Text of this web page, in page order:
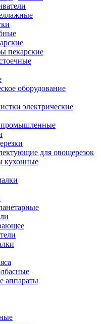
пекарские
оборудование
электрические
для овощерезок
кухонные
аппараты